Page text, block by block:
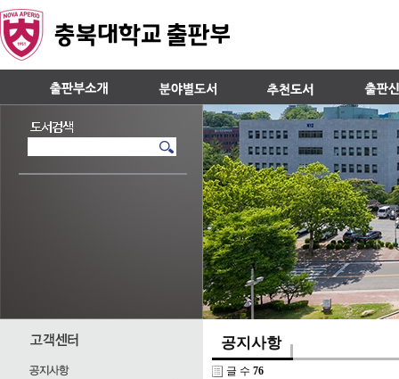
공지사항
글 수 76